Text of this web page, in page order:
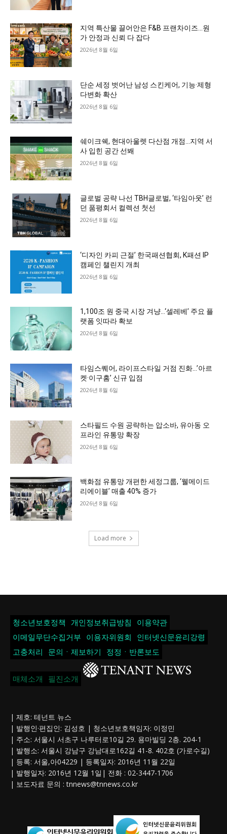
지역 특산물 끌어안은 F&B 프랜차이즈…원
가 안정과 신뢰 다 잡다
2026년 8월 6일
단순 세정 벗어난 남성 스킨케어, 기능·제형
다변화 확산
2026년 8월 6일
쉐이크쉑, 현대아울렛 다산점 개점…지역 서
사 입힌 공간 선봬
2026년 8월 6일
글로벌 공략 나선 TBH글로벌, ‘타임아웃’ 런
던 품평회서 컬렉션 첫선
2026년 8월 6일
‘디자인 카피 근절’ 한국패션협회, K패션 IP
캠페인 챌린지 개최
2026년 8월 6일
1,100조 원 중국 시장 겨냥…‘셀레베’ 주요 플
랫폼 잇따라 확보
2026년 8월 6일
타임스퀘어, 라이프스타일 거점 진화…’아르
켓·이구홈’ 신규 입점
2026년 8월 6일
스타필드 수원 공략하는 압소바, 유아동 오
프라인 유통망 확장
2026년 8월 6일
백화점 유통망 개편한 세정그룹, ‘웰메이드
리에이블’ 매출 40% 증가
2026년 8월 6일
Load more
청소년보호정책 개인정보취급방침
이용약관
이메일무단수집거부
이용자위원회
인터넷신문윤리강령
고충처리
문의ㆍ제보하기 정정ㆍ반론보도
매체소개 필진소개
| 제호: 테넌트 뉴스
| 발행인·편집인: 김성호 | 청소년보호책임자: 이정민
| 주소: 서울시 서초구 나루터로10길 29. 용마빌딩 2층. 204-1
| 발행소: 서울시 강남구 강남대로162길 41-8. 402호 (가로수길)
| 등록: 서울,아04229 | 등록일자: 2016년 11월 22일
| 발행일자: 2016년 12월 1일| 전화 : 02-3447-1706
| 보도자료 문의 :tnnews@tnnews.co.kr